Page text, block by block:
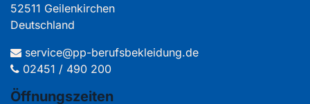
52511 Geilenkirchen
Deutschland
service@pp-berufsbekleidung.de
02451 / 490 200
Öffnungszeiten